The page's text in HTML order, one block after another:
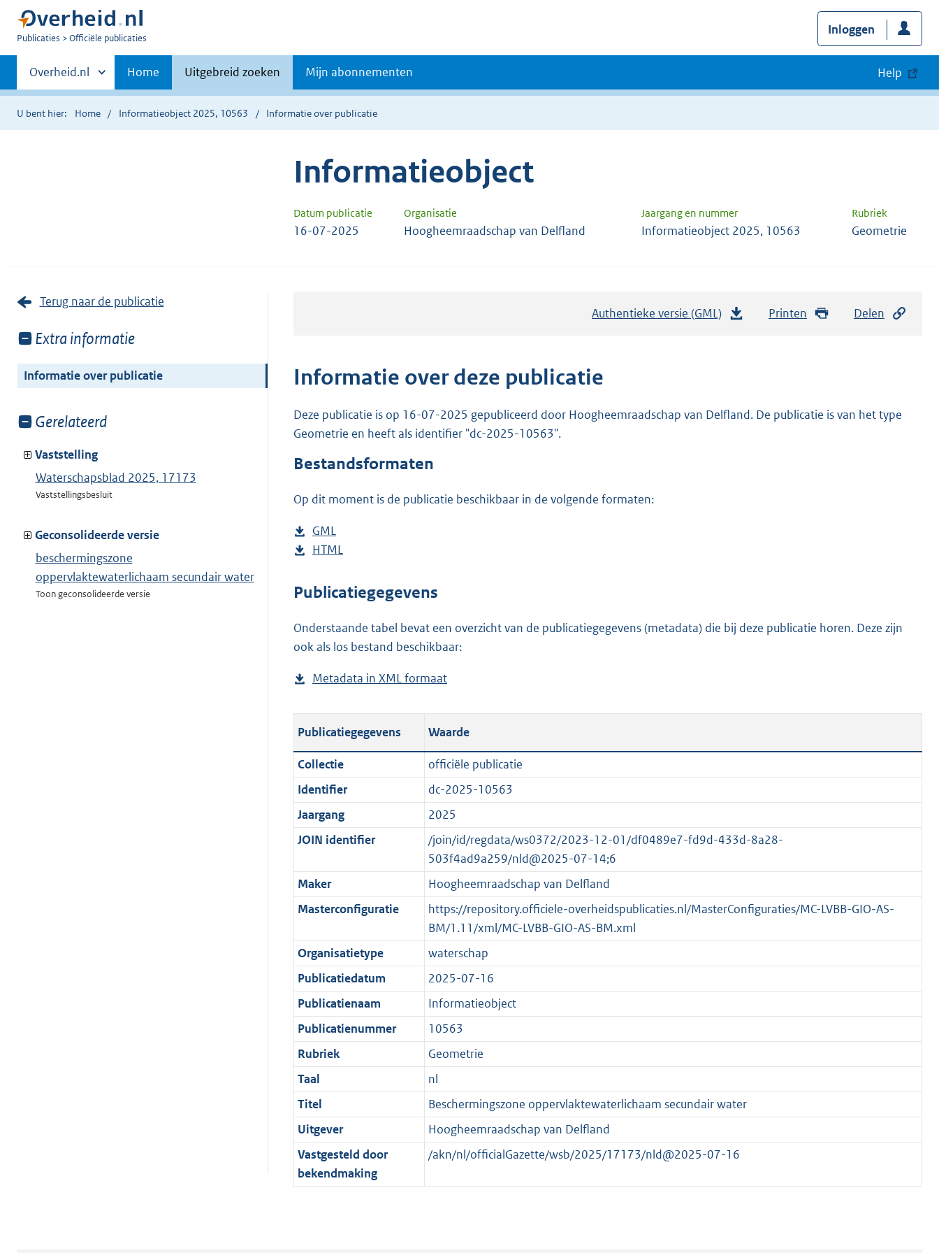
U
Publicaties Officiële publicaties
Inloggen
Primaire
navigatie
Andere
sites
binnen
Overheid.nl Home Uitgebreid zoeken Mijn abonnementen Help
U bent hier: Home Informatieobject 2025, 10563 Informatie over publicatie
Informatieobject
Datum publicatie Organisatie Jaargang en nummer Rubriek
16-07-2025 Hoogheemraadschap van Delfland Informatieobject 2025, 10563 Geometrie
Terug naar de publicatie
Toon
van:
Extra informatie
Informatie over publicatie
Toon
van:
Gerelateerd
Vaststelling
Waterschapsblad 2025, 17173
Vaststellingsbesluit
Geconsolideerde versie
beschermingszone
oppervlaktewaterlichaam secundair water
Toon geconsolideerde versie
Authentieke versie (GML)
n
2
Printen Delen
Informatie over deze publicatie
Deze publicatie is op 16-07-2025 gepubliceerd door Hoogheemraadschap van Delfland. De publicatie is van het type
Geometrie en heeft als identifier "dc-2025-10563".
Bestandsformaten
Op dit moment is de publicatie beschikbaar in de volgende formaten:
D
o
n
o
a
p
l
i
c
a
t
i
i
n
f
r
m
a
a
t
GML
e
t
n
d
g
o
t
t
e
:
8
7
b
D
w
l
o
d
b
l
i
c
a
t
e
i
n
o
r
m
a
a
t
HTML
s
a
n
s
o
o
t
t
e
:
n
e
e
n
d
Publicatiegegevens
Onderstaande tabel bevat een overzicht van de publicatiegegevens (metadata) die bij deze publicatie horen. Deze zijn
ook als los bestand beschikbaar:
Metadata in XML formaat
s
t
a
n
d
s
g
r
o
o
t
t
e
:
2
K
b
Publicatiegegevens Waarde
Collectie
officiële publicatie
Identifier
dc-2025-10563
Jaargang
2025
JOIN identifier
/join/id/regdata/ws0372/2023-12-01/df0489e7-fd9d-433d-8a28-
503f4ad9a259/nld@2025-07-14;6
Maker
Hoogheemraadschap van Delfland
Masterconfiguratie
https://repository.officiele-overheidspublicaties.nl/MasterConfiguraties/MC-LVBB-GIO-AS-
BM/1.11/xml/MC-LVBB-GIO-AS-BM.xml
Organisatietype
waterschap
Publicatiedatum
2025-07-16
Publicatienaam
Informatieobject
Publicatienummer
10563
Rubriek
Geometrie
Taal
nl
Titel
Beschermingszone oppervlaktewaterlichaam secundair water
Uitgever
Hoogheemraadschap van Delfland
Vastgesteld door
bekendmaking
/akn/nl/officialGazette/wsb/2025/17173/nld@2025-07-16